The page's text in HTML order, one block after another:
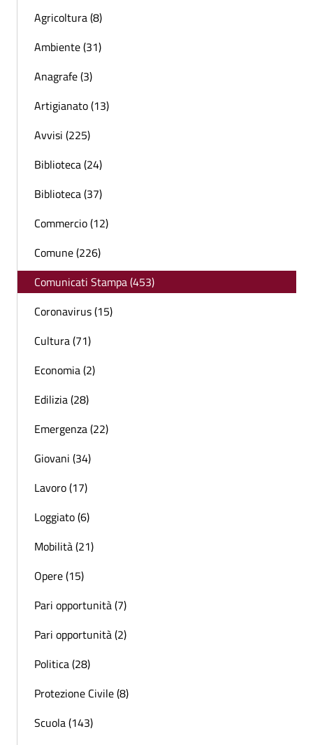
Agricoltura (8)
Ambiente (31)
Anagrafe (3)
Artigianato (13)
Avvisi (225)
Biblioteca (24)
Biblioteca (37)
Commercio (12)
Comune (226)
Comunicati Stampa (453)
Coronavirus (15)
Cultura (71)
Economia (2)
Edilizia (28)
Emergenza (22)
Giovani (34)
Lavoro (17)
Loggiato (6)
Mobilità (21)
Opere (15)
Pari opportunità (7)
Pari opportunità (2)
Politica (28)
Protezione Civile (8)
Scuola (143)